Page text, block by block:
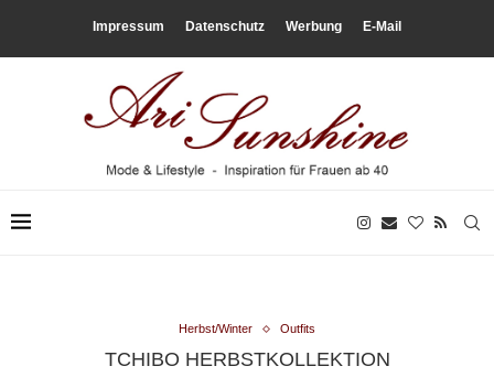
Impressum Datenschutz Werbung E-Mail
Herbst/Winter Outfits
TCHIBO HERBSTKOLLEKTION